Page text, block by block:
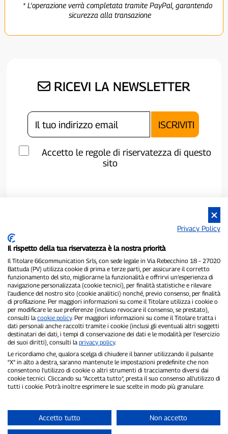
* L'operazione verrà completata tramite PayPal, garantendo
sicurezza alla transazione
RICEVI LA NEWSLETTER
Accetto le regole di riservatezza di questo
sito
P300.it è una Testata Giornalistica indipendente
Registrazione numero 1/2021 del 1/2/2021 - Tribunale di Pavia
Proprietario ed editore:66communication Srls- P.IVA
02798890188
Direttore Responsabile:Alessandro Secchi- Vicedirettore:Federico
Benedusi
Privacy Policy-
"Se è successo davvero, lo trovi su P300.it"
Copyright © P300.it 2012-2026
Privacy Policy
Il rispetto della tua riservatezza è la nostra priorità
Il Titolare 66communication Srls, con sede legale in Via Rebecchino 18 – 27020
Battuda (PV) utilizza cookie di prima e terze parti, per assicurare il corretto
funzionamento del sito, migliorarne la funzionalità e offrirvi un’esperienza di
navigazione personalizzata (cookie tecnici), per finalità statistiche e rilevare
l’audience del nostro sito (cookie analitici) nonché, previo consenso, per finalità
di profilazione. Per maggiori informazioni su come il Titolare utilizza i cookie o
per modificare le sue preferenze (incluso revocare il consenso, se prestato),
consulti la cookie policy. Per maggiori informazioni su come il Titolare tratta i
dati personali anche raccolti tramite i cookie (inclusi gli eventuali altri soggetti
destinatari dei dati, i tempi di conservazione dei dati e le modalità per l’esercizio
dei suoi diritti), consulti la privacy policy.
Le ricordiamo che, qualora scelga di chiudere il banner utilizzando il pulsante
“X” in alto a destra, saranno mantenute le impostazioni predefinite che non
consentono l’utilizzo di cookie o altri strumenti di tracciamento diversi dai
cookie tecnici. Cliccando su “Accetta tutto”, presta il suo consenso all’utilizzo di
tutti i cookie. Potrà inoltre esprimere le sue scelte in modo più granulare.
Accetto tutto Non accetto